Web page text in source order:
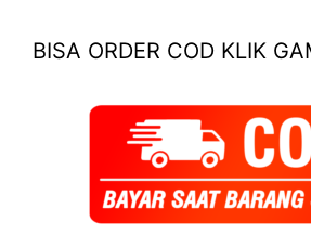
BISA ORDER COD KLIK